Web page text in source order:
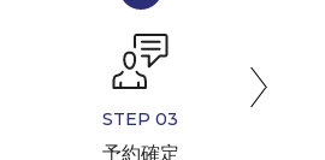
STEP 03
予約確定